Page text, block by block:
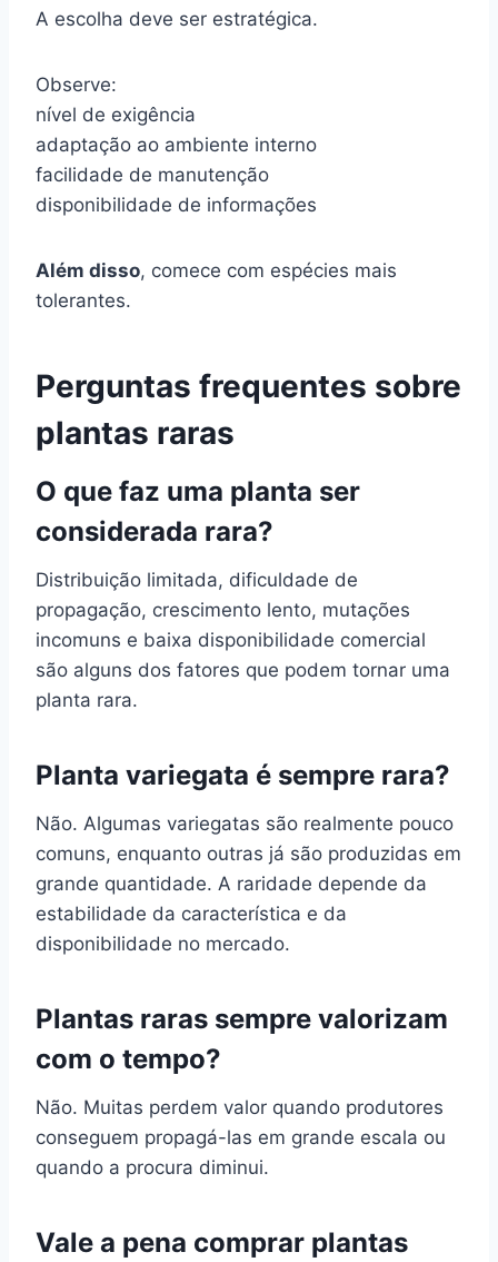
A escolha deve ser estratégica.
Observe:
nível de exigência
adaptação ao ambiente interno
facilidade de manutenção
disponibilidade de informações
Além disso, comece com espécies mais
tolerantes.
Perguntas frequentes sobre
plantas raras
O que faz uma planta ser
considerada rara?
Distribuição limitada, dificuldade de
propagação, crescimento lento, mutações
incomuns e baixa disponibilidade comercial
são alguns dos fatores que podem tornar uma
planta rara.
Planta variegata é sempre rara?
Não. Algumas variegatas são realmente pouco
comuns, enquanto outras já são produzidas em
grande quantidade. A raridade depende da
estabilidade da característica e da
disponibilidade no mercado.
Plantas raras sempre valorizam
com o tempo?
Não. Muitas perdem valor quando produtores
conseguem propagá-las em grande escala ou
quando a procura diminui.
Vale a pena comprar plantas